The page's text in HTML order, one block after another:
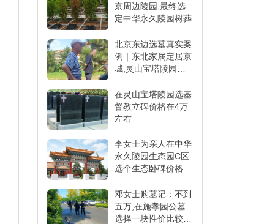
京周边陵园,最终选
定中华永久陵园树葬
北京东边选墓真实案
例｜东北家属定居京
城,灵山宝塔陵园圆
在灵山宝塔陵园选基
督教立碑价格在4万
左右
李女士为亲人在中华
永久陵园生态园C区
选个生态卧碑价格
邓女士购墓记：不到
五万,在施孝园公墓
选择一块性价比较高